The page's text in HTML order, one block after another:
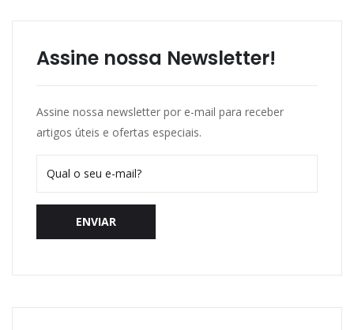
Assine nossa Newsletter!
Assine nossa newsletter por e-mail para receber
artigos úteis e ofertas especiais.
ENVIAR